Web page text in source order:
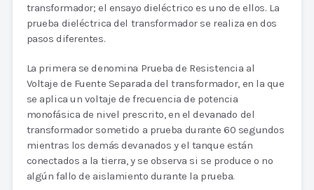
transformador; el ensayo dieléctrico es uno de ellos. La
prueba dieléctrica del transformador se realiza en dos
pasos diferentes.
La primera se denomina Prueba de Resistencia al
Voltaje de Fuente Separada del transformador, en la que
se aplica un voltaje de frecuencia de potencia
monofásica de nivel prescrito, en el devanado del
transformador sometido a prueba durante 60 segundos
mientras los demás devanados y el tanque están
conectados a la tierra, y se observa si se produce o no
algún fallo de aislamiento durante la prueba.